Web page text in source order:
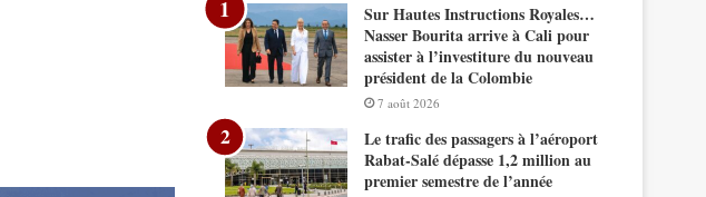
Sur Hautes Instructions Royales…
Nasser Bourita arrive à Cali pour
assister à l’investiture du nouveau
président de la Colombie
7 août 2026
Le trafic des passagers à l’aéroport
Rabat-Salé dépasse 1,2 million au
premier semestre de l’année